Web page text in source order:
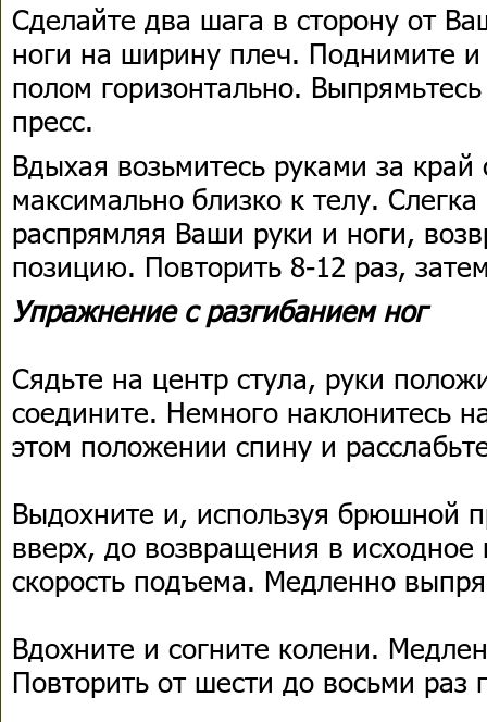
Сделайте два шага в сторону от
ноги на ширину плеч. Поднимите
полом горизонтально.
пресс.
Вдыхая возьмитесь руками за
максимально близко к телу.
распрямляя Ваши руки и ноги,
позицию. Повторить 8-12 раз,
Упражнение с разгибанием ног
Сядьте на центр стула, руки
соедините. Немного наклонитесь
этом положении спину и
Выдохните и, используя брюшной
вверх, до возвращения в
скорость подъема. Медленно
Вдохните и согните колени.
Повторить от шести до восьми раз